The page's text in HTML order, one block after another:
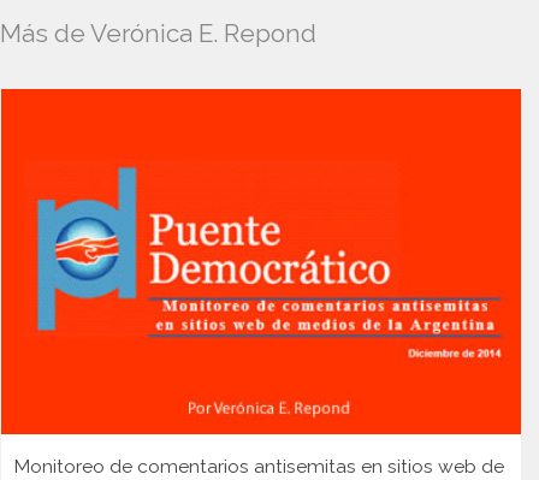
Más de Verónica E. Repond
Monitoreo de comentarios antisemitas en sitios web de